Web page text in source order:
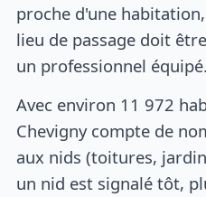
proche d'une
lieu de passage doit
un professionnel équipé.
Avec environ 11 972
Chevigny compte de
aux nids (toitures,
un nid est signalé tôt,